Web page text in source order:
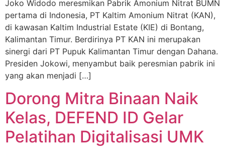
Joko Widodo meresmikan Pabrik Amonium Nitrat BUMN
pertama di Indonesia, PT Kaltim Amonium Nitrat (KAN),
di kawasan Kaltim Industrial Estate (KIE) di Bontang,
Kalimantan Timur. Berdirinya PT KAN ini merupakan
sinergi dari PT Pupuk Kalimantan Timur dengan Dahana.
Presiden Jokowi, menyambut baik peresmian pabrik ini
yang akan menjadi […]
Dorong Mitra Binaan Naik
Kelas, DEFEND ID Gelar
Pelatihan Digitalisasi UMK